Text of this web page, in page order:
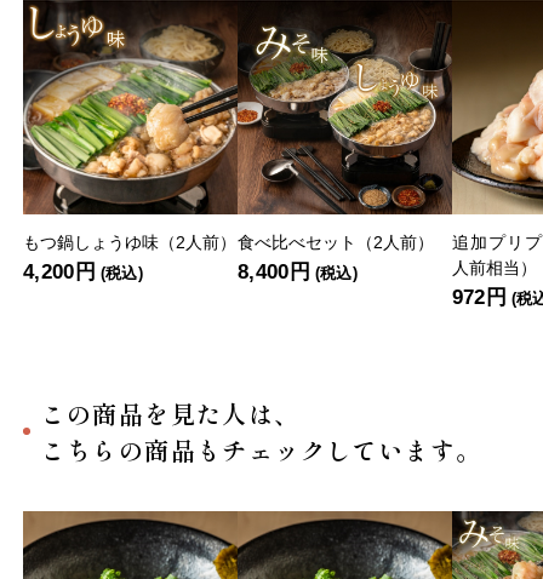
もつ鍋しょうゆ味（2人前）
4,200円 (税込)
食べ比べセット（2人前）
8,400円 (税込)
追加プリ
人前相当）
972円 (税
この商品を見た人は、
こちらの商品もチェックしています。